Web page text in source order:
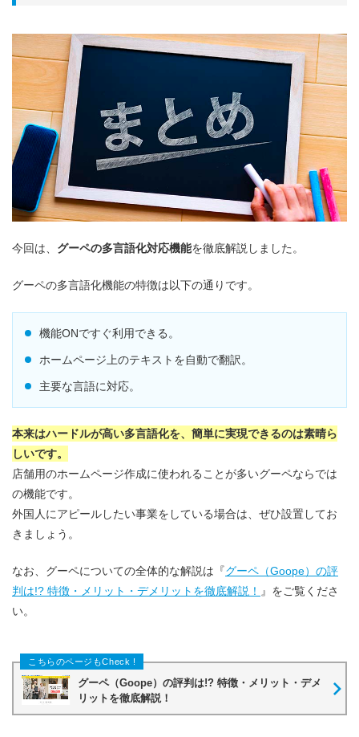
今回は、 グーペの多言語化対応機能を徹底解説しました。
グーペの多言語化機能の特徴は以下の通りです。
機能ONですぐ利用できる。
ホームページ上のテキストを自動で翻訳。
主要な言語に対応。
本来はハードルが高い多言語化を、簡単に実現できるのは素晴ら
しいです。
店舗用のホームページ作成に使われることが多いグーペならでは
の機能です。
外国人にアピールしたい事業をしている場合は、ぜひ設置してお
きましょう。
なお、グーペについての全体的な解説は『グーペ（Goope）の評
判は!? 特徴・メリット・デメリットを徹底解説！ 』をご覧くださ
い。
グーペ（Goope）の評判は!? 特徴・メリット・デメ
リットを徹底解説！